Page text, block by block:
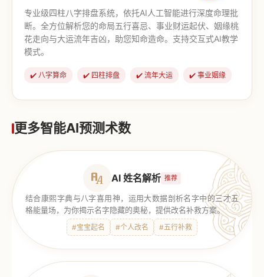
专业级四柱八字排盘系统，依托AI人工智能进行深度命理批
断。全方位解析您的命局五行喜忌、事业财运起伏、姻缘桃
花走向与大运流年吉凶，助您知命造命。支持交互式AI教学
模式。
✔️ 八字算命 ✔️ 四柱排盘 ✔️ 流年大运 ✔️ 事业姻缘
更多智能AI预测术数
AI 姓名解析 推荐
结合康熙字典与八字喜用神，运用大数据剖析名字中的三才五
格能量场，为你揭示名字隐藏的奥秘，提供改名补救方案。
#宝宝起名 #个人改名 #五行补救